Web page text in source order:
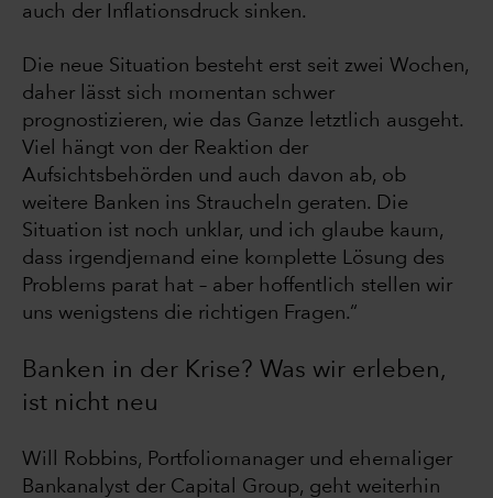
auch der Inflationsdruck sinken.
Die neue Situation besteht erst seit zwei Wochen,
daher lässt sich momentan schwer
prognostizieren, wie das Ganze letztlich ausgeht.
Viel hängt von der Reaktion der
Aufsichtsbehörden und auch davon ab, ob
weitere Banken ins Straucheln geraten. Die
Situation ist noch unklar, und ich glaube kaum,
dass irgendjemand eine komplette Lösung des
Problems parat hat – aber hoffentlich stellen wir
uns wenigstens die richtigen Fragen.“
Banken in der Krise? Was wir erleben,
ist nicht neu
Will Robbins, Portfoliomanager und ehemaliger
Bankanalyst der Capital Group, geht weiterhin